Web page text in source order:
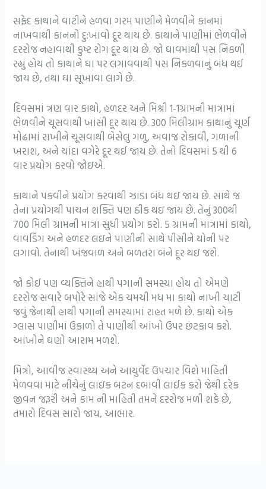
સફેદ કાથાને વાટીને હળવા ગરમ પાણીને મેળવીને કાનમાં
નાખવાથી કાનનો દુ:ખાવો દૂર થાય છે. કાથાને પાણીમાં ભેળવીને
દરરોજ નહાવાથી કુષ્ટ રોગ દૂર થાય છે. જો ઘાવમાંથી પસ નિકળી
રહ્યું હોય તો કાથાને ઘા પર લગાવવાથી પસ નિકળવાનું બંધ થઈ
જાય છે, તથા ઘા સૂખાવા લાગે છે.
દિવસમાં ત્રણ વાર કાથો, હળદર અને મિશ્રી 1-1ગ્રામની માત્રામાં
ભેળવીને ચૂસવાથી ખાંસી દૂર થાય છે. 300 મિલીગ્રામ કાથાનું ચૂર્ણ
મોઢામાં રાખીને ચૂસવાથી બેસેલુ ગળુ, અવાજ રોકાવી, ગળાની
ખરાશ, અને ચાંદા વગેરે દૂર થઈ જાય છે. તેનો દિવસમાં 5 થી 6
વાર પ્રયોગ કરવો જોઇએ.
કાથાને પકવીને પ્રયોગ કરવાથી ઝાડા બંધ થઇ જાય છે. સાથે જ
તેના પ્રયોગથી પાચન શક્તિ પણ ઠીક થઇ જાય છે. તેનું 300થી
700 મિલી ગ્રામની માત્રા સુધી પ્રયોગ કરો. 5 ગ્રામની માત્રામાં કાથો,
વાવડિંગ અને હળદર લઇને પાણીની સાથે પીસીને યોની પર
લગાવો. તેનાથી ખંજવાળ અને બળતરા બંને દૂર થઇ જશે.
જો કોઈ પણ વ્યક્તિને હાથી પગાની સમસ્યા હોય તો એમણે
દરરોજ સવારે બપોરે સાંજે એક ચમચી મધ મા કાથો નાખી ચાટી
જવું જેનાથી હાથી પગાની સમસ્યામાં રાહત મળે છે. કાથો એક
ગ્લાસ પાણીમાં ઉકાળો તે પાણીથી આંખો ઉપર છંટકાવ કરો.
આંખોને ઘણો આરામ મળશે.
મિત્રો, આવીજ સ્વાસ્થ્ય અને આયુર્વેદ ઉપચાર વિશે માહિતી
મેળવવા માટે નીચેનું લાઇક બટન દબાવી લાઈક કરો જેથી દરેક
જીવન જરૂરી અને કામ ની માહિતી તમને દરરોજ મળી શકે છે,
તમારો દિવસ સારો જાય, આભાર.